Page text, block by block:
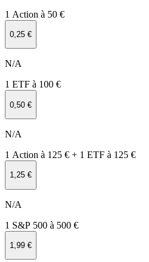
1 Action à 50 €
0,25 €
N/A
1 ETF à 100 €
0,50 €
N/A
1 Action à 125 € + 1 ETF à 125 €
1,25 €
N/A
1 S&P 500 à 500 €
1,99 €